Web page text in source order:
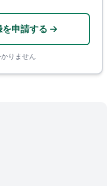
申請する
りません